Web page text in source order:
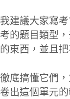
我建議大家寫
考的題目類型
的東西，並且
徹底搞懂它們
卷出這個單元